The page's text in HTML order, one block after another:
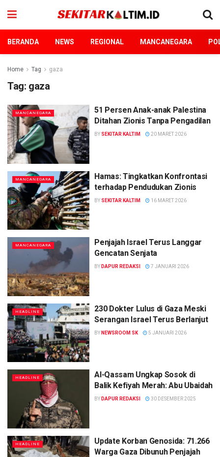
BERANDA NEWS REGIONAL MANCANEGARA
Home Tag gaza
Tag: gaza
MANCANEGARA
51 Persen Anak-anak Palestina
Ditahan Zionis Tanpa Pengadilan
BY SEKITAR KALTIM 20 MARET 2026
MANCANEGARA
Hamas: Tingkatkan Konfrontasi
terhadap Pendudukan Zionis
BY SEKITAR KALTIM 16 MARET 2026
MANCANEGARA
Penjajah Israel Terus Langgar
Gencatan Senjata
BY DAPUR REDAKSI 7 JANUARI 2026
HEADLINE
230 Dokter Lulus di Gaza Meski
Serangan Israel Terus Berlanjut
BY NEWSROOM SK 5 JANUARI 2026
HEADLINE
Al-Qassam Ungkap Sosok di
Balik Kefiyah Merah: Abu Ubaidah
BY DAPUR REDAKSI 30 DESEMBER 2025
HEADLINE
Update Korban Genosida: 71.266
Warga Gaza Dibunuh Penjajah